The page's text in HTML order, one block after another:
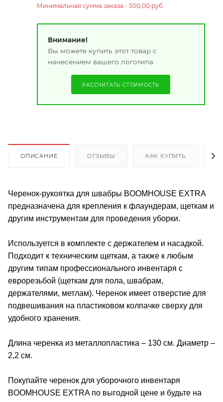
Минимальная сумма заказа - 500,00 руб.
Внимание!
Вы можете купить этот товар с
нанесением вашего логотипа
РАССЧИТАТЬ СТОИМОСТЬ
ОПИСАНИЕ ОТЗЫВЫ КАК КУПИТЬ
Черенок-рукоятка для швабры BOOMHOUSE EXTRA
предназначена для крепления к флаундерам, щеткам и
другим инструментам для проведения уборки.
Используется в комплекте с держателем и насадкой.
Подходит к техническим щеткам, а также к любым
другим типам профессионального инвентаря с
еврорезьбой (щеткам для пола, швабрам,
держателями, метлам). Черенок имеет отверстие для
подвешивания на пластиковом колпачке сверху для
удобного хранения.
Длина черенка из металлопластика – 130 см. Диаметр –
2,2 см.
Покупайте черенок для уборочного инвентаря
BOOMHOUSE EXTRA по выгодной цене и будьте на